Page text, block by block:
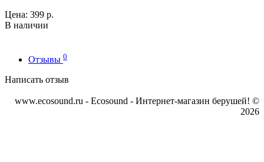
Цена: 399 р.
В наличии
Отзывы 0
Написать отзыв
www.ecosound.ru - Ecosound - Интернет-магазин берушей! ©
2026